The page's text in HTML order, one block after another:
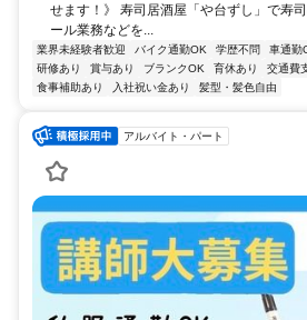
せます！》 寿司居酒屋「や台ずし」で寿
ール業務などを...
業界未経験者歓迎 バイク通勤OK 学歴不問 車通勤
研修あり
賞与あり ブランクOK 育休あり 交通費
食事補助あり
入社祝い金あり 髪型・髪色自由
アルバイト・パート